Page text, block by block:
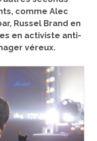
comme Alec
Russel Brand en
en activiste anti-
véreux.